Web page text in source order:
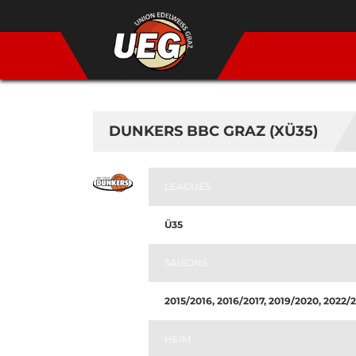
DUNKERS BBC GRAZ (XÜ35)
LEAGUES
Ü35
SAISONS
2015/2016, 2016/2017, 2019/2020, 2022/
HEIM